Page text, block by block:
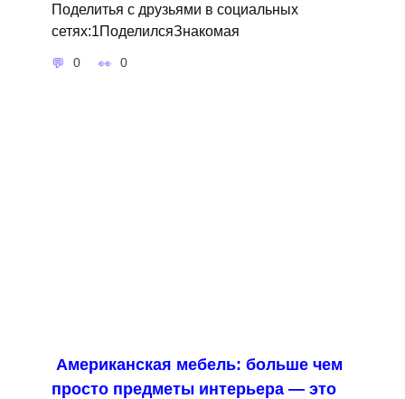
Поделитья с друзьями в социальных
сетях:1ПоделилсяЗнакомая
0 0
Американская мебель: больше чем
просто предметы интерьера — это